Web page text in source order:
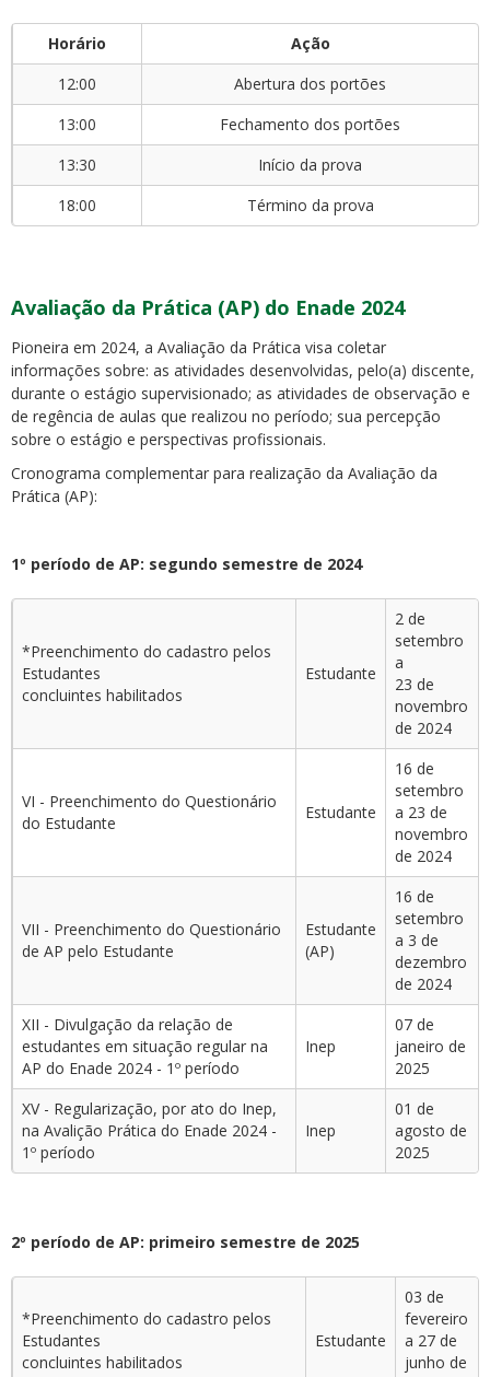
Horário
Ação
12:00
Abertura dos portões
13:00
Fechamento dos portões
13:30
Início da prova
18:00
Término da prova
Avaliação da Prática (AP) do Enade 2024
Pioneira em 2024, a Avaliação da Prática visa coletar
informações sobre: as atividades desenvolvidas, pelo(a) discente,
durante o estágio supervisionado; as atividades de observação e
de regência de aulas que realizou no período; sua percepção
sobre o estágio e perspectivas profissionais.
Cronograma complementar para realização da Avaliação da
Prática (AP):
1º período de AP: segundo semestre de 2024
*Preenchimento do cadastro pelos
Estudantes
concluintes habilitados
Estudante
2 de
setembro
a
23 de
novembro
de 2024
VI - Preenchimento do Questionário
do Estudante
Estudante
16 de
setembro
a 23 de
novembro
de 2024
VII - Preenchimento do Questionário
de AP pelo Estudante
Estudante
(AP)
16 de
setembro
a 3 de
dezembro
de 2024
XII - Divulgação da relação de
estudantes em situação regular na
AP do Enade 2024 - 1º período
Inep
07 de
janeiro de
2025
XV - Regularização, por ato do Inep,
na Avalição Prática do Enade 2024 -
1º período
Inep
01 de
agosto de
2025
2º período de AP: primeiro semestre de 2025
*Preenchimento do cadastro pelos
Estudantes
concluintes habilitados
Estudante
03 de
fevereiro
a 27 de
junho de